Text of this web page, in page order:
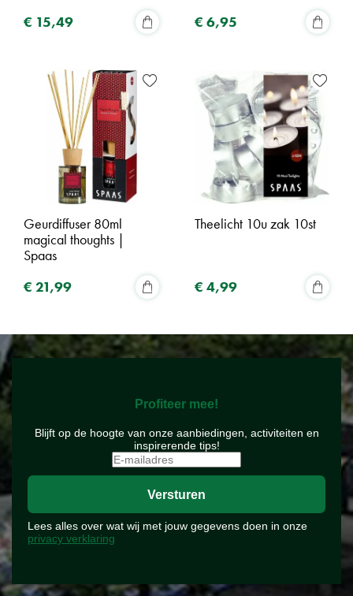
€ 15,49
€ 6,95
Geurdiffuser 80ml
magical thoughts |
Spaas
€ 21,99
Theelicht 10u zak 10st
€ 4,99
Profiteer mee!
Blijft op de hoogte van onze aanbiedingen, activiteiten en
inspirerende tips!
Lees alles over wat wij met jouw gegevens doen in onze
privacy verklaring